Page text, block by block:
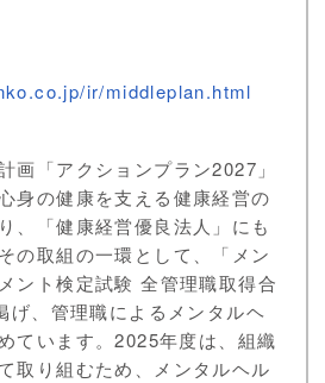
ir/middleplan.html
画「アクションプラン2027」
身の健康を支える健康経営の
、「健康経営優良法人」にも
の取組の一環として、「メン
ント検定試験 全管理職取得合
げ、管理職によるメンタルヘ
ています。2025年度は、組織
取り組むため、メンタルヘル